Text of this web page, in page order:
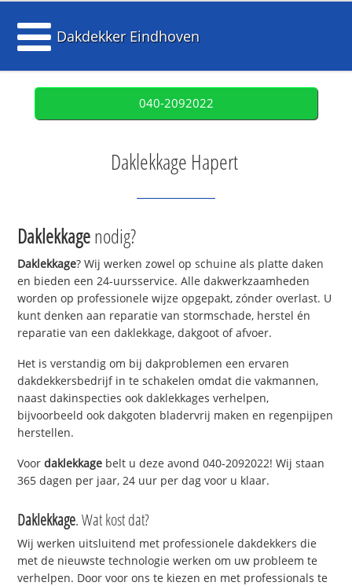
Dakdekker Eindhoven
040-2092022
Daklekkage Hapert
Daklekkagenodig?
Daklekkage? Wij werken zowel op schuine als platte daken
en bieden een 24-uursservice. Alle dakwerkzaamheden
worden op professionele wijze opgepakt, zónder overlast. U
kunt denken aan reparatie van stormschade, herstel én
reparatie van een daklekkage, dakgoot of afvoer.
Het is verstandig om bij dakproblemen een ervaren
dakdekkersbedrijf in te schakelen omdat die vakmannen,
naast dakinspecties ook daklekkages verhelpen,
bijvoorbeeld ook dakgoten bladervrij maken en regenpijpen
herstellen.
Voordaklekkage belt u deze avond 040-2092022! Wij staan
365 dagen per jaar, 24 uur per dag voor u klaar.
Daklekkage. Wat kost dat?
Wij werken uitsluitend met professionele dakdekkers die
met de nieuwste technologie werken om uw probleem te
verhelpen. Door voor ons te kiezen en met professionals te